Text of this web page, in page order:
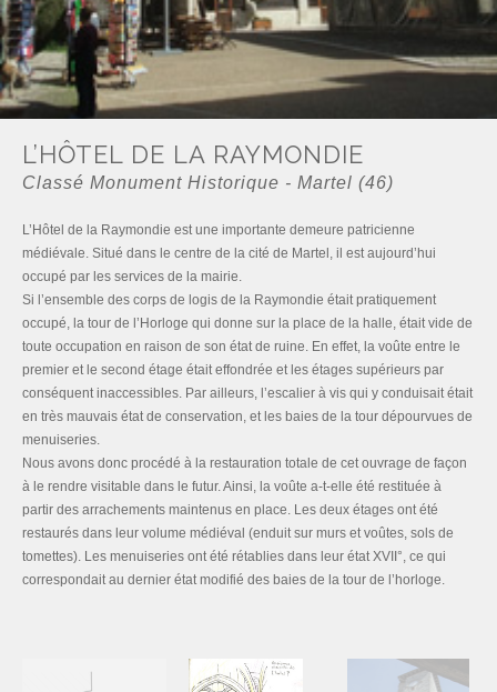
L’HÔTEL DE LA RAYMONDIE
Classé Monument Historique - Martel (46)
L’Hôtel de la Raymondie est une importante demeure patricienne
médiévale. Situé dans le centre de la cité de Martel, il est aujourd’hui
occupé par les services de la mairie.
Si l’ensemble des corps de logis de la Raymondie était pratiquement
occupé, la tour de l’Horloge qui donne sur la place de la halle, était vide de
toute occupation en raison de son état de ruine. En effet, la voûte entre le
premier et le second étage était effondrée et les étages supérieurs par
conséquent inaccessibles. Par ailleurs, l’escalier à vis qui y conduisait était
en très mauvais état de conservation, et les baies de la tour dépourvues de
menuiseries.
Nous avons donc procédé à la restauration totale de cet ouvrage de façon
à le rendre visitable dans le futur. Ainsi, la voûte a-t-elle été restituée à
partir des arrachements maintenus en place. Les deux étages ont été
restaurés dans leur volume médiéval (enduit sur murs et voûtes, sols de
tomettes). Les menuiseries ont été rétablies dans leur état XVII°, ce qui
correspondait au dernier état modifié des baies de la tour de l’horloge.